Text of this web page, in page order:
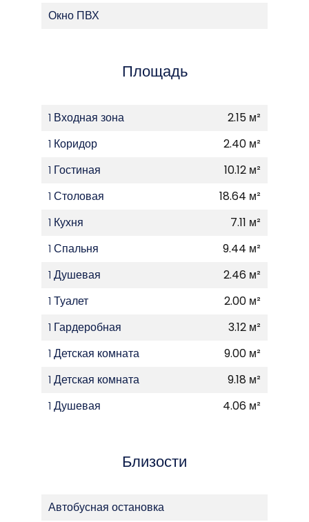
Окно ПВХ
Площадь
1 Входная зона
2.15 м²
1 Коридор
2.40 м²
1 Гостиная
10.12 м²
1 Столовая
18.64 м²
1 Кухня
7.11 м²
1 Спальня
9.44 м²
1 Душевая
2.46 м²
1 Туалет
2.00 м²
1 Гардеробная
3.12 м²
1 Детская комната
9.00 м²
1 Детская комната
9.18 м²
1 Душевая
4.06 м²
Близости
Автобусная остановка